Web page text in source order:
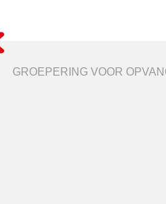
GROEPERING VOOR